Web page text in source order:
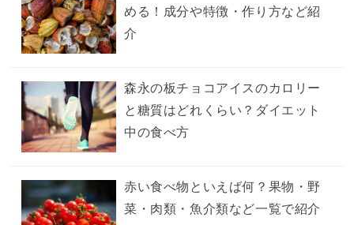
める！成分や特徴・作り方など紹
介
森永の板チョコアイスのカロリー
と糖質はどれくらい？ダイエット
中の食べ方
赤い食べ物といえば何？果物・野
菜・肉類・魚介類など一覧で紹介